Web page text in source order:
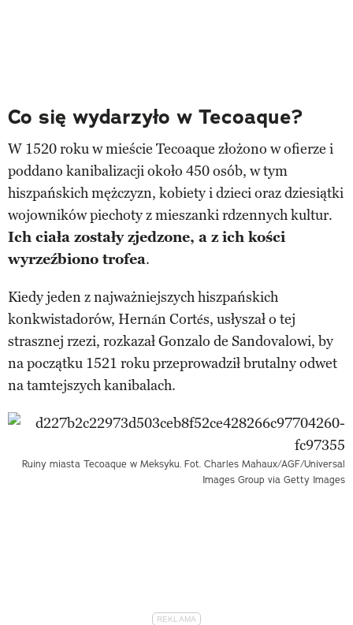
Co się wydarzyło w Tecoaque?
W 1520 roku w mieście Tecoaque złożono w ofierze i
poddano kanibalizacji około 450 osób, w tym
hiszpańskich mężczyzn, kobiety i dzieci oraz dziesiątki
wojowników piechoty z mieszanki rdzennych kultur.
Ich ciała zostały zjedzone, a z ich kości
wyrzeźbiono trofea.
Kiedy jeden z najważniejszych hiszpańskich
konkwistadorów, Hernán Cortés, usłyszał o tej
strasznej rzezi, rozkazał Gonzalo de Sandovalowi, by
na początku 1521 roku przeprowadził brutalny odwet
na tamtejszych kanibalach.
Ruiny miasta Tecoaque w Meksyku. Fot. Charles Mahaux/AGF/Universal
Images Group via Getty Images